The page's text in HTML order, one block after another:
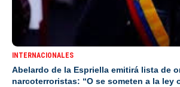
INTERNACIONALES
Abelardo de la Espriella emitirá lista de
narcoterroristas: “O se someten a la ley